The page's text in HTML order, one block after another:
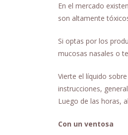
En el mercado
son altamente
Si optas por los
mucosas nasales o
Vierte el líquido
instrucciones,
Luego de las horas,
Con un ventosa